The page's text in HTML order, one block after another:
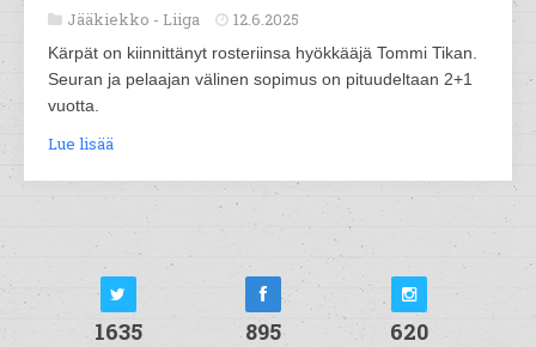
Jääkiekko - Liiga 12.6.2025
Kärpät on kiinnittänyt rosteriinsa hyökkääjä Tommi Tikan.
Seuran ja pelaajan välinen sopimus on pituudeltaan 2+1
vuotta.
Lue lisää
1635 895 620